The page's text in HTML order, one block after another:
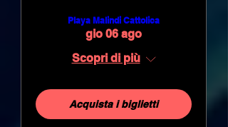
Playa Malindi Cattolica
gio 06 ago
Scopri di più
Acquista i biglietti